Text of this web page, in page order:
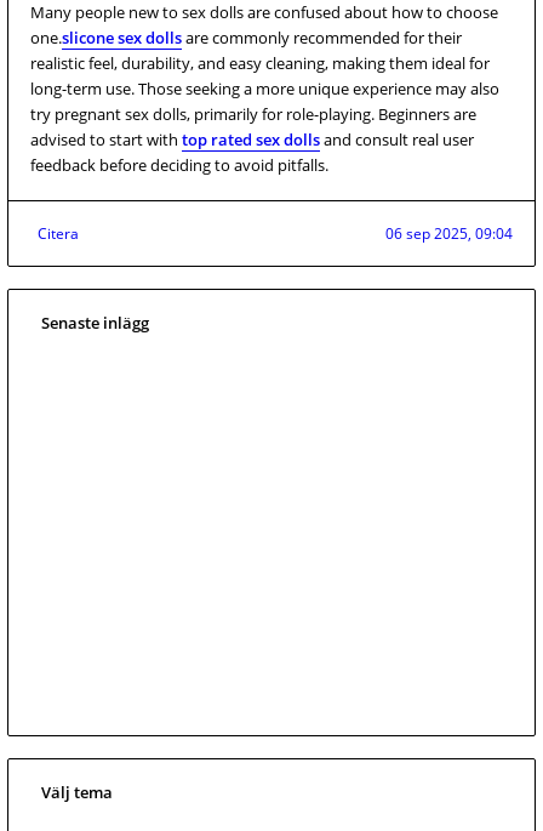
Many people new to sex dolls are confused about how to choose
one.slicone sex dollsare commonly recommended for their
realistic feel, durability, and easy cleaning, making them ideal for
long-term use. Those seeking a more unique experience may also
try pregnant sex dolls, primarily for role-playing. Beginners are
advised to start with top rated sex dollsand consult real user
feedback before deciding to avoid pitfalls.
Citera 06 sep 2025, 09:04
Senaste inlägg
Välj tema